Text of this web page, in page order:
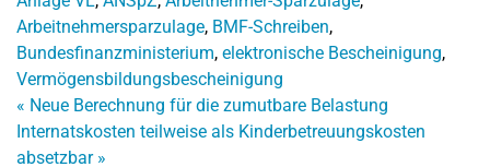
Arbeitnehmersparzulage, BMF-Schreiben,
Bundesfinanzministerium, elektronische Bescheinigung,
Vermögensbildungsbescheinigung
« Neue Berechnung für die zumutbare Belastung
Internatskosten teilweise als Kinderbetreuungskosten
absetzbar »